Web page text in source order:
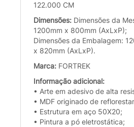
122.000 CM
Dimensões: Dimensões da
1200mm x 800mm (AxLxP);
Dimensões da Embalagem:
x 820mm (AxLxP).
Marca: FORTREK
Informação adicional:
• Arte em adesivo de alta
• MDF originado de
• Estrutura em aço 50X20;
• Pintura a pó eletrostática;